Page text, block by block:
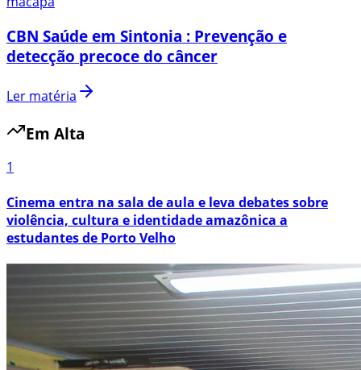
CBN Saúde em Sintonia : Prevenção e
detecção precoce do câncer
Ler matéria
Em Alta
1
Cinema entra na sala de aula e leva debates sobre
violência, cultura e identidade amazônica a
estudantes de Porto Velho